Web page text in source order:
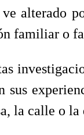
alterado
familiar o
sus
la calle o